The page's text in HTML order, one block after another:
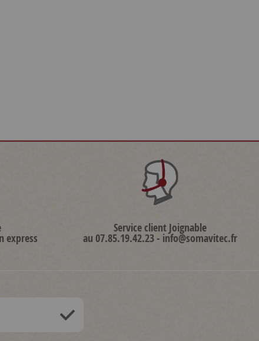
express
Service client Joignable
au 07.85.19.42.23 - info@somavitec.fr